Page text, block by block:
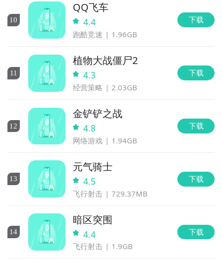
10
QQ飞车
4.4
跑酷竞速 1.96GB
下载
11
植物大战僵尸2
4.3
经营策略 2.03GB
下载
12
金铲铲之战
4.8
网络游戏 1.94GB
下载
13
元气骑士
4.5
飞行射击 729.37MB
下载
14
暗区突围
4.4
飞行射击 1.9GB
下载